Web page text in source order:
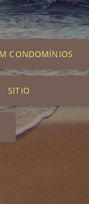
CONDOMÍNIOS
SITIO